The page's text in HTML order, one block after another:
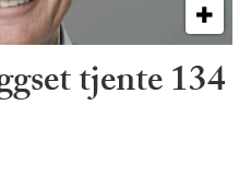
tjente 134